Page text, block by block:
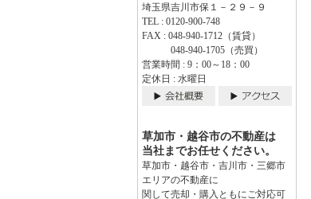
埼玉県吉川市保１－２９－９
TEL : 0120-900-748
FAX : 048-940-1712（賃貸）
048-940-1705（売買）
営業時間 : 9：00～18：00
定休日 : 水曜日
草加市・越谷市の不動産は
当社までお任せください。
草加市・越谷市・吉川市・三郷市
エリアの不動産に
関して売却・購入ともにご対応可